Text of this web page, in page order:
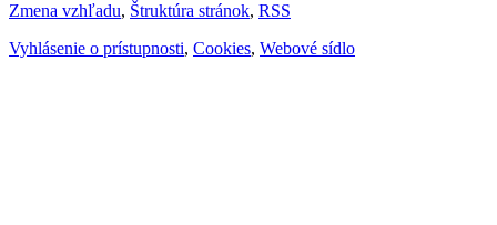
Zmena vzhľadu, Štruktúra stránok, RSS
Vyhlásenie o prístupnosti, Cookies, Webové sídlo